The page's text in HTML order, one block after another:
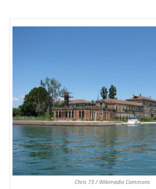
Chris 73 / Wikimedia Commons